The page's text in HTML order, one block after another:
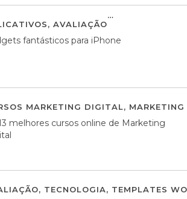
, AVALIAÇÃO
fantásticos para iPhone
MARKETING DIGITAL,
melhores cursos online de Marketing
, TECNOLOGIA, TEMPLATES